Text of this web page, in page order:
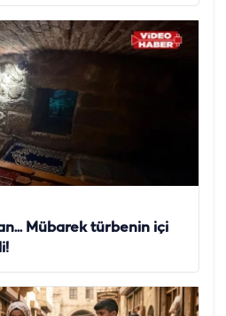
Mübarek türbenin içi